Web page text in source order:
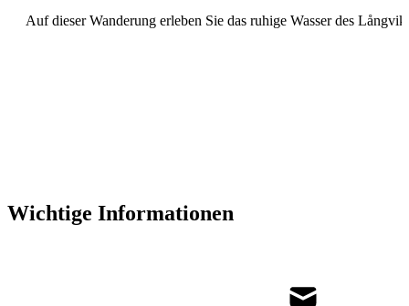
Auf dieser Wanderung erleben Sie das ruhige Wasser des
Wichtige Informationen